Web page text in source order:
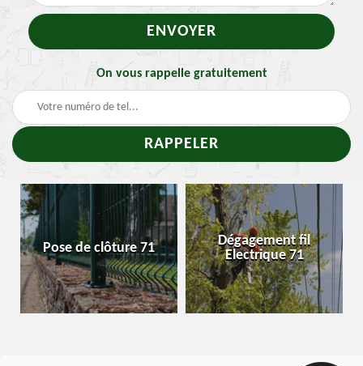
On vous rappelle gratuitement
Pose de clôture 71
Dégagement fil
Electrique 71